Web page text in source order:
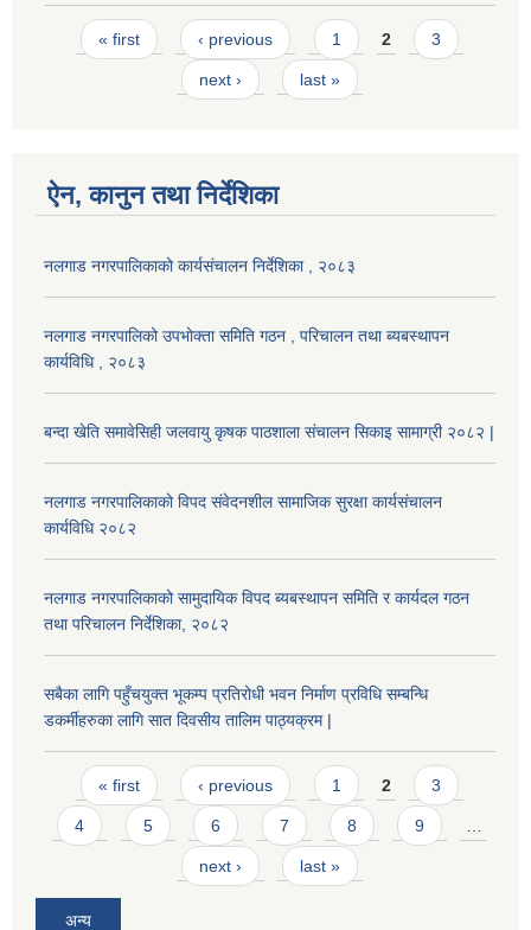
Pages
« first ‹ previous 1 2 3
next › last »
ऐन, कानुन तथा निर्देशिका
नलगाड नगरपालिकाको कार्यसंचालन निर्देशिका , २०८३
नलगाड नगरपालिको उपभोक्ता समिति गठन , परिचालन तथा ब्यबस्थापन
कार्यविधि , २०८३
बन्दा खेति समावेसिही जलवायु कृषक पाठशाला संचालन सिकाइ सामाग्री २०८२ |
नलगाड नगरपालिकाको विपद संवेदनशील सामाजिक सुरक्षा कार्यसंचालन
कार्यविधि २०८२
नलगाड नगरपालिकाको सामुदायिक विपद ब्यबस्थापन समिति र कार्यदल गठन
तथा परिचालन निर्देशिका, २०८२
सबैका लागि पहुँचयुक्त भूकम्प प्रतिरोधी भवन निर्माण प्रविधि सम्बन्धि
डकर्मीहरुका लागि सात दिवसीय तालिम पाठ्यक्रम |
Pages
« first ‹ previous 1 2 3
4 5 6 7 8 9
next › last »
अन्य